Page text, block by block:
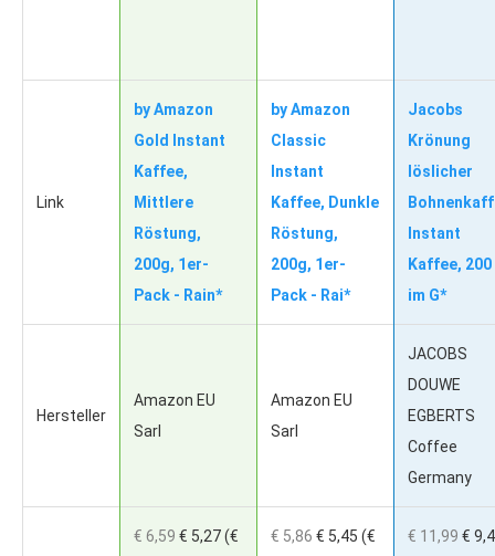
Link
by Amazon
Gold Instant
Kaffee,
Mittlere
Röstung,
200g, 1er-
Pack - Rain*
by Amazon
Classic
Instant
Kaffee, Dunkle
Röstung,
200g, 1er-
Pack - Rai*
Jacobs
Krönung
löslicher
Instant
Kaffee, 200
im G*
Hersteller
Amazon EU
Sarl
Amazon EU
Sarl
JACOBS
DOUWE
EGBERTS
Coffee
Germany
€ 6,59 € 5,27(€
€ 5,86 € 5,45 (€
€ 11,99 €